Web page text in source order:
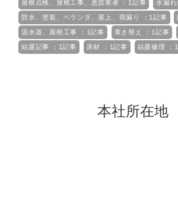
屋根点検、屋根工事、悪質業者 ：1記事 水漏
防水、塗装、ベランダ、屋上、雨漏り ：1記事
温水器、屋根工事 ：1記事 葺き替え ：1記事
結露記事 ：1記事 床材 ：1記事 結露修理 ：
本社所在地